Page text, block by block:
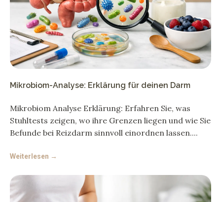
Mikrobiom-Analyse: Erklärung für deinen Darm
Mikrobiom Analyse Erklärung: Erfahren Sie, was
Stuhltests zeigen, wo ihre Grenzen liegen und wie Sie
Befunde bei Reizdarm sinnvoll einordnen lassen.
Weiterlesen →